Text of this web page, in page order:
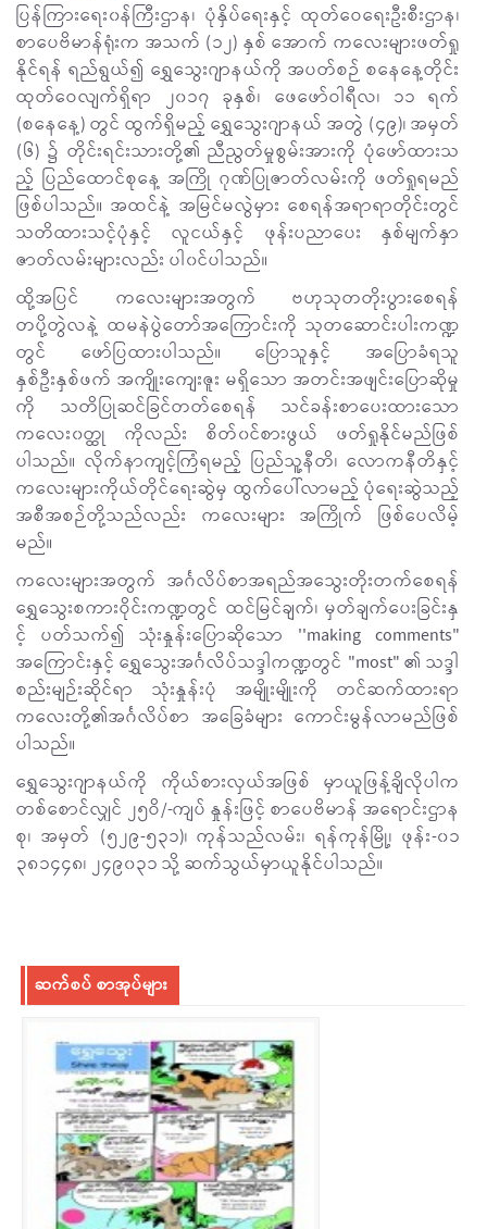
ပြန်ကြားရေး၀န်ကြီးဌာန၊ ပုံနှိပ်ရေးနှင့် ထုတ်ဝေရေးဦးစီးဌာန၊
စာပေဗိမာန်ရုံးက အသက် (၁၂) နှစ် အောက် ကလေးများဖတ်ရှု
နိုင်ရန် ရည်ရွယ်၍ ရွှေသွေးဂျာနယ်ကို အပတ်စဉ် စနေနေ့တိုင်း
ထုတ်ဝေလျက်ရှိရာ ၂၀၁၇ ခုနှစ်၊ ဖေဖော်ဝါရီလ၊ ၁၁ ရက်
(စနေနေ့) တွင် ထွက်ရှိမည့် ရွှေသွေးဂျာနယ် အတွဲ (၄၉)၊ အမှတ်
(၆) ၌ တိုင်းရင်းသားတို့၏ ညီညွတ်မှုစွမ်းအားကို ပုံဖော်ထားသ
ည့် ပြည်ထောင်စုနေ့ အကြို ဂုဏ်ပြုဇာတ်လမ်းကို ဖတ်ရှုရမည်
ဖြစ်ပါသည်။ အထင်နဲ့ အမြင်မလွဲမှား စေရန်အရာရာတိုင်းတွင်
သတိထားသင့်ပုံနှင့် လူငယ်နှင့် ဖုန်းပညာပေး နှစ်မျက်နှာ
ဇာတ်လမ်းများလည်း ပါ၀င်ပါသည်။
ထို့အပြင် ကလေးများအတွက် ဗဟုသုတတိုးပွားစေရန်
တပို့တွဲလနဲ့ ထမနဲပွဲတော်အကြောင်းကို သုတဆောင်းပါးကဏ္ဍ
တွင် ဖော်ပြထားပါသည်။ ပြောသူနှင့် အပြောခံရသူ
နှစ်ဦးနှစ်ဖက် အကျိုးကျေးဇူး မရှိသော အတင်းအဖျင်းပြောဆိုမှု
ကို သတိပြုဆင်ခြင်တတ်စေရန် သင်ခန်းစာပေးထားသော
ကလေး၀တ္ထု ကိုလည်း စိတ်၀င်စားဖွယ် ဖတ်ရှုနိုင်မည်ဖြစ်
ပါသည်။ လိုက်နာကျင့်ကြံရမည့် ပြည်သူ့နီတိ၊ လောကနီတိနှင့်
ကလေးများကိုယ်တိုင်ရေးဆွဲမှ ထွက်ပေါ်လာမည့် ပုံရေးဆွဲသည့်
အစီအစဉ်တို့သည်လည်း ကလေးများ အကြိုက် ဖြစ်ပေလိမ့်
မည်။
ကလေးများအတွက် အင်္ဂလိပ်စာအရည်အသွေးတိုးတက်စေရန်
ရွှေသွေးစကားဝိုင်းကဏ္ဍတွင် ထင်မြင်ချက်၊ မှတ်ချက်ပေးခြင်းနှ
င့် ပတ်သက်၍ သုံးနှုန်းပြောဆိုသော ''making comments"
အကြောင်းနှင့် ရွှေသွေးအင်္ဂလိပ်သဒ္ဒါကဏ္ဍတွင် "most" ၏ သဒ္ဒါ
စည်းမျဉ်းဆိုင်ရာ သုံးနှုန်းပုံ အမျိုးမျိုးကို တင်ဆက်ထားရာ
ကလေးတို့၏အင်္ဂလိပ်စာ အခြေခံများ ကောင်းမွန်လာမည်ဖြစ်
ပါသည်။
ရွှေသွေးဂျာနယ်ကို ကိုယ်စားလှယ်အဖြစ် မှာယူဖြန့်ချိလိုပါက
တစ်စောင်လျှင် ၂၅ဝိ/-ကျပ် နှုန်းဖြင့် စာပေဗိမာန် အရောင်းဌာန
စု၊ အမှတ် (၅၂၉-၅၃၁)၊ ကုန်သည်လမ်း၊ ရန်ကုန်မြို့၊ ဖုန်း-၀၁
၃၈၁၄၄၈၊ ၂၄၉၀၃၁ သို့ ဆက်သွယ်မှာယူနိုင်ပါသည်။
ဆက်စပ် စာအုပ်များ